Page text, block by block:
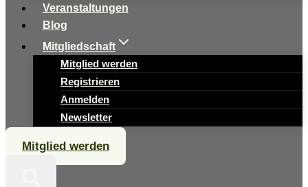
Veranstaltungen
Blog
Mitgliedschaft
Mitglied werden
Registrieren
Anmelden
Newsletter
Mitglied werden